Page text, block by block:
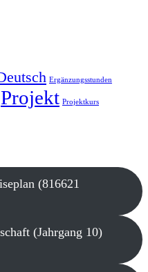
Ergänzungsstunden
Projekt Projektkurs
(816621
(Jahrgang 10)